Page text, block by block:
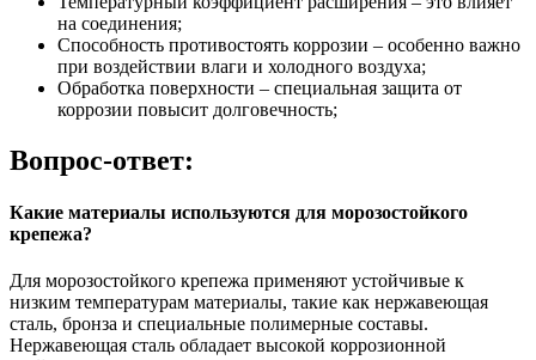
на соединения;
Способность противостоять коррозии – особенно важно
при воздействии влаги и холодного воздуха;
Обработка поверхности – специальная защита от
коррозии повысит долговечность;
Вопрос-ответ:
Какие материалы используются для морозостойкого
крепежа?
Для морозостойкого крепежа применяют устойчивые к
низким температурам материалы, такие как нержавеющая
сталь, бронза и специальные полимерные составы.
Нержавеющая сталь обладает высокой коррозионной